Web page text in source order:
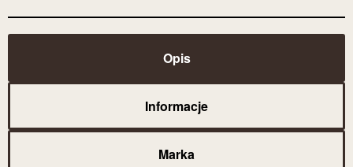
Opis
Informacje
Marka